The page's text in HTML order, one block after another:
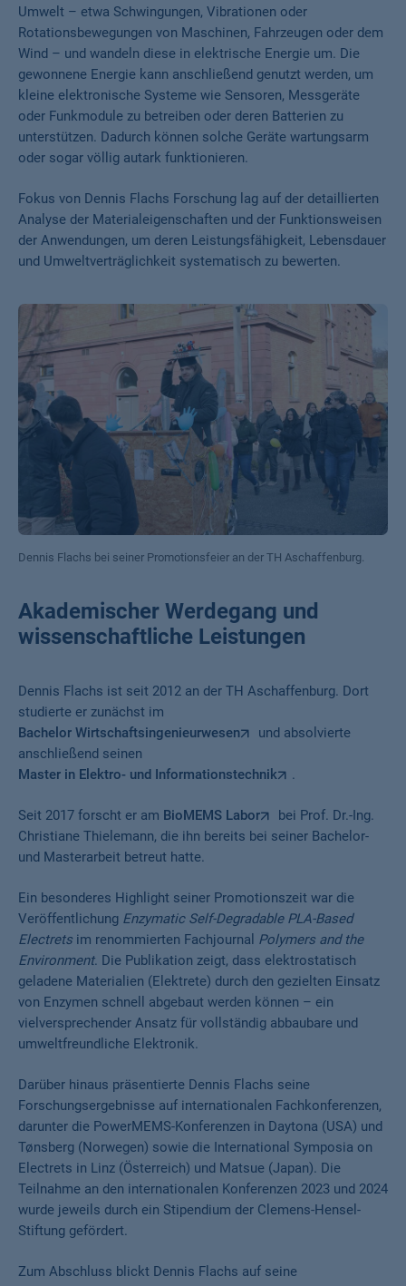
Umwelt – etwa Schwingungen, Vibrationen oder
Rotationsbewegungen von Maschinen, Fahrzeugen oder dem
Wind – und wandeln diese in elektrische Energie um. Die
gewonnene Energie kann anschließend genutzt werden, um
kleine elektronische Systeme wie Sensoren, Messgeräte
oder Funkmodule zu betreiben oder deren Batterien zu
unterstützen. Dadurch können solche Geräte wartungsarm
oder sogar völlig autark funktionieren.
Fokus von Dennis Flachs Forschung lag auf der detaillierten
Analyse der Materialeigenschaften und der Funktionsweisen
der Anwendungen, um deren Leistungsfähigkeit, Lebensdauer
und Umweltverträglichkeit systematisch zu bewerten.
Dennis Flachs bei seiner Promotionsfeier an der TH Aschaffenburg.
Akademischer Werdegang und
wissenschaftliche Leistungen
Dennis Flachs ist seit 2012 an der TH Aschaffenburg. Dort
studierte er zunächst im
Bachelor Wirtschaftsingenieurwesen
und absolvierte
anschließend seinen
Master in Elektro- und Informationstechnik
.
Seit 2017 forscht er am BioMEMS Labor
bei Prof. Dr.-Ing.
Christiane Thielemann, die ihn bereits bei seiner Bachelor-
und Masterarbeit betreut hatte.
Ein besonderes Highlight seiner Promotionszeit war die
Veröffentlichung Enzymatic Self-Degradable PLA-Based
Electrets im renommierten Fachjournal Polymers and the
Environment. Die Publikation zeigt, dass elektrostatisch
geladene Materialien (Elektrete) durch den gezielten Einsatz
von Enzymen schnell abgebaut werden können – ein
vielversprechender Ansatz für vollständig abbaubare und
umweltfreundliche Elektronik.
Darüber hinaus präsentierte Dennis Flachs seine
Forschungsergebnisse auf internationalen Fachkonferenzen,
darunter die PowerMEMS-Konferenzen in Daytona (USA) und
Tønsberg (Norwegen) sowie die International Symposia on
Electrets in Linz (Österreich) und Matsue (Japan). Die
Teilnahme an den internationalen Konferenzen 2023 und 2024
wurde jeweils durch ein Stipendium der Clemens-Hensel-
Stiftung gefördert.
Zum Abschluss blickt Dennis Flachs auf seine